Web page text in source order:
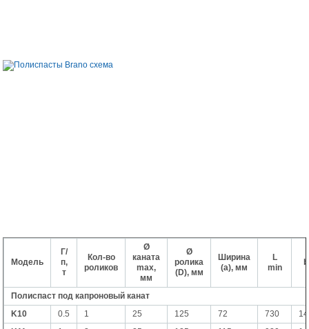
Модель
Г/
п,
т
Кол-во
роликов
Ø
каната
max,
мм
Ø
ролика
(D), мм
Ширина
(a), мм
L
min
b
Полиспаст под капроновый канат
K10
0.5 1 25 125 72 730